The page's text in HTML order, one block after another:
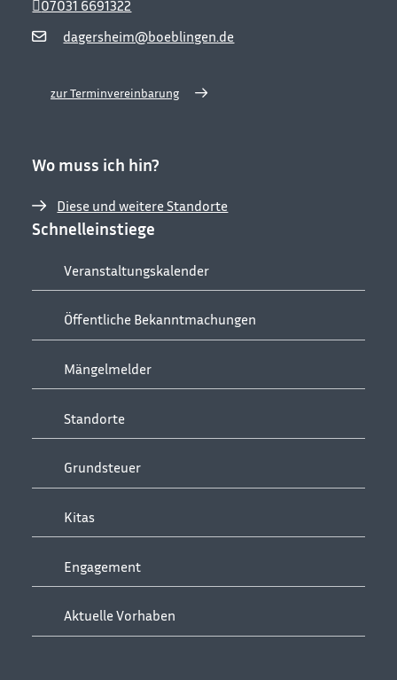
dagersheim@boeblingen.de
07031 6691322
zur Terminvereinbarung
Wo muss ich hin?
Diese und weitere Standorte
Schnelleinstiege
Veranstaltungskalender
Öffentliche Bekanntmachungen
Mängelmelder
Standorte
Grundsteuer
Kitas
Engagement
Aktuelle Vorhaben